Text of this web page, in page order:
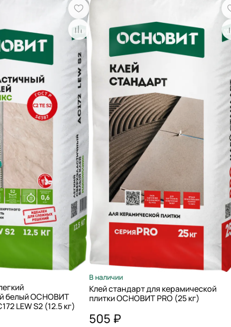
белый ОСНОВИТ
LEW S2 (12.5 кг)
В наличии
Клей стандарт для керамической
плитки ОСНОВИТ PRO (25 кг)
505 ₽